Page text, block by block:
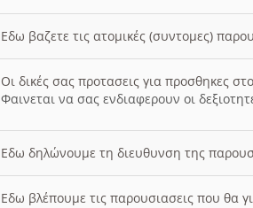
Εδω βαζετε τις ατομικές (συντομες)
Οι δικές σας προτασεις για προσθηκες
Φαινεται να σας ενδιαφερουν οι
Εδω δηλώνουμε τη διευθυνση της
Εδω βλέπουμε τις παρουσιασεις που θα